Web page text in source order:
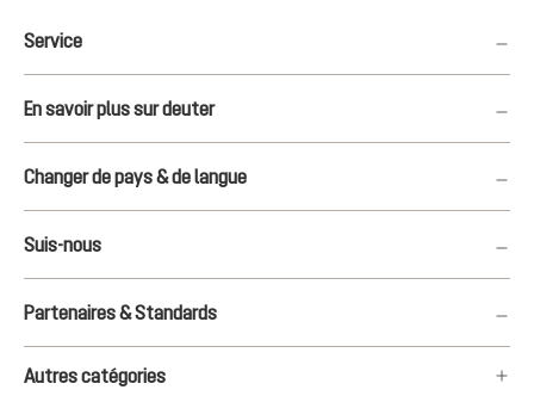
Service
En savoir plus sur deuter
Changer de pays & de langue
Suis-nous
Partenaires & Standards
Autres catégories